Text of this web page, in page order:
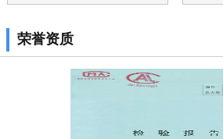
荣誉资质